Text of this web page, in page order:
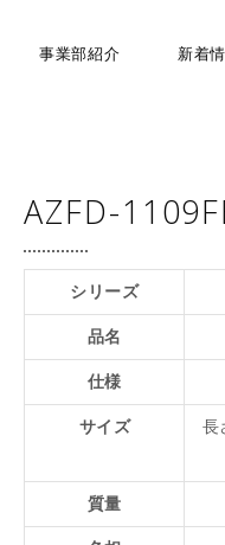
事業部紹介 新着
AZFD-
シリーズ
品名
仕様
サイズ
長
質量